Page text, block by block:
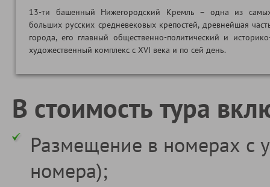
13-ти башенный Нижегородский Кремль – одна из
больших русских средневековых крепостей, древнейшая
города, его главный общественно-политический и
художественный комплекс с XVI века и по сей день.
В стоимость тура
Размещение в номерах с
номера);